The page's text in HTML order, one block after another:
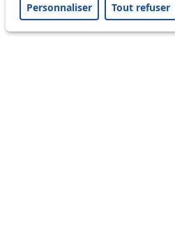
A question ? An observation ?
Personnaliser Tout refuser